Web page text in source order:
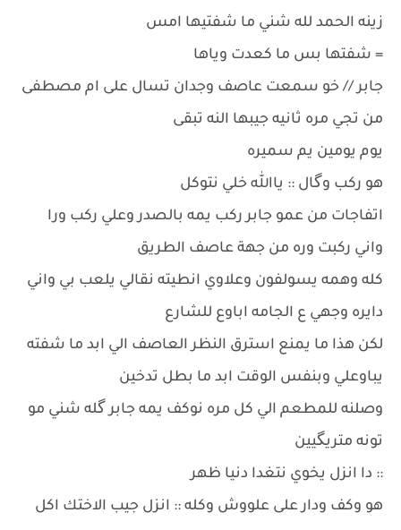
زينه الحمد لله شني ما شفتيها امس
= شفتها بس ما كعدت وياها
جابر // خو سمعت عاصف وجدان تسال على ام مصطفى
من تجي مره ثانيه جيبها النه تبقى
يوم يومين يم سميره
هو ركب وگال :: ياالله خلي نتوكل
اتفاجات من عمو جابر ركب يمه بالصدر وعلي ركب ورا
واني ركبت وره من جهة عاصف الطريق
كله وهمه يسولفون وعلاوي انطيته نقالي يلعب بي واني
دايره وجهي ع الجامه اباوع للشارع
لكن هذا ما يمنع استرق النظر العاصف الي ابد ما شفته
يباوعلي وبنفس الوقت ابد ما بطل تدخين
وصلنه للمطعم الي كل مره نوكف يمه جابر گله شني مو
تونه متريگيين
:: دا انزل يخوي نتغدا دنيا ظهر
هو وكف ودار على علووش وكله :: انزل جيب الاختك اكل